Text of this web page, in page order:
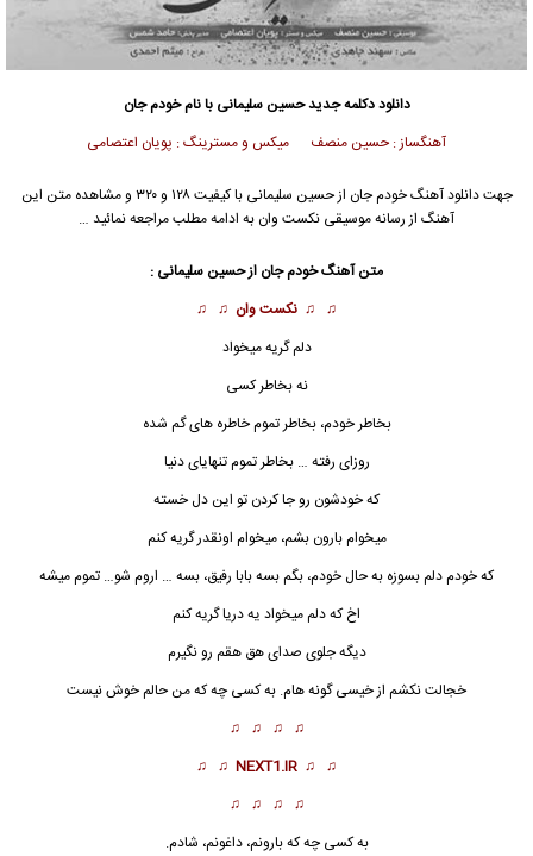
دانلود دکلمه جدیدحسین سلیمانی با نام خودم جان
آهنگساز : حسین منصف میکس و مسترینگ : پویان اعتصامی
جهت دانلود آهنگ خودم جان ازحسین سلیمانی
با کیفیت ۱۲۸ و ۳۲۰ و مشاهده متن این
آهنگ از رسانه موسیقی نکست وان به ادامه مطلب مراجعه نمائید …
متن آهنگخودم جان ازحسین سلیمانی :
♫ ♫ نکست وان ♫ ♫
دلم گریه میخواد
نه بخاطر کسى
بخاطر خودم، بخاطر تموم خاطره هاى گم شده
روزاى رفته … بخاطر تموم تنهایاى دنیا
که خودشون رو جا کردن تو این دل خسته
میخوام بارون بشم، میخوام اونقدر گریه کنم
که خودم دلم بسوزه به حال خودم، بگم بسه بابا رفیق، بسه … اروم شو… تموم میشه
اخ که دلم میخواد یه دریا گریه کنم
دیگه جلوى صداى هق هقم رو نگیرم
خجالت نکشم از خیسی گونه هام. به کسى چه که من حالم خوش نیست
♫ ♫ ♫ ♫
♫ ♫
NEXT1.IR
♫ ♫
♫ ♫ ♫ ♫
به کسى چه که بارونم، داغونم، شادم.